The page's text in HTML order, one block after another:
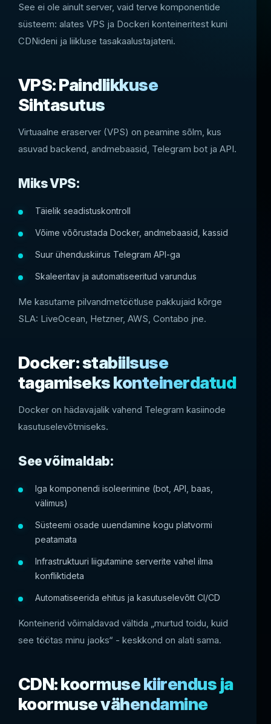
See ei ole ainult server, vaid terve komponentide
süsteem: alates VPS ja Dockeri konteineritest kuni
CDNideni ja liikluse tasakaalustajateni.
VPS: Paindlikkuse
Sihtasutus
Virtuaalne eraserver (VPS) on peamine sõlm, kus
asuvad backend, andmebaasid, Telegram bot ja API.
Miks VPS:
Täielik seadistuskontroll
Võime võõrustada Docker, andmebaasid, kassid
Suur ühenduskiirus Telegram API-ga
Skaleeritav ja automatiseeritud varundus
Me kasutame pilvandmetöötluse pakkujaid kõrge
SLA: LiveOcean, Hetzner, AWS, Contabo jne.
Docker: stabiilsuse
tagamiseks konteinerdatud
Docker on hädavajalik vahend Telegram kasiinode
kasutuselevõtmiseks.
See võimaldab:
Iga komponendi isoleerimine (bot, API, baas,
välimus)
Süsteemi osade uuendamine kogu platvormi
peatamata
Infrastruktuuri liigutamine serverite vahel ilma
konfliktideta
Automatiseerida ehitus ja kasutuselevõtt CI/CD
Konteinerid võimaldavad vältida „murtud toidu, kuid
see töötas minu jaoks“ - keskkond on alati sama.
CDN: koormuse kiirendus ja
koormuse vähendamine